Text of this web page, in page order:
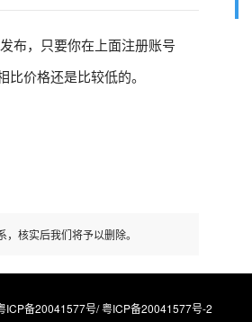
布，只要你在上面注册账号
价格还是比较低的。
核实后我们将予以删除。
ICP备20041577号/ 粤ICP备20041577号-2